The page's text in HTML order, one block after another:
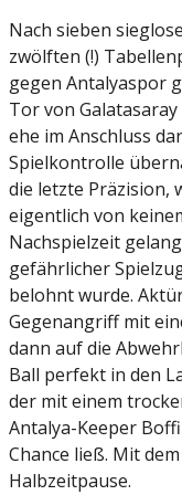
Nach sieben
zwölften (!)
gegen Antalyaspor
Tor von
ehe im Anschluss
Spielkontrolle
die letzte Präzision,
eigentlich von
Nachspielzeit
gefährlicher
belohnt wurde.
Gegenangriff mit
dann auf die
Ball perfekt in den
der mit einem
Antalya-Keeper
Chance ließ. Mit
Halbzeitpause.